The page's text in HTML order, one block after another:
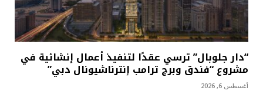
“دار جلوبال” ترسي عقدًا لتنفيذ أعمال إنشائية في
مشروع “فندق وبرج ترامب إنترناشيونال دبي”
أغسطس 6, 2026